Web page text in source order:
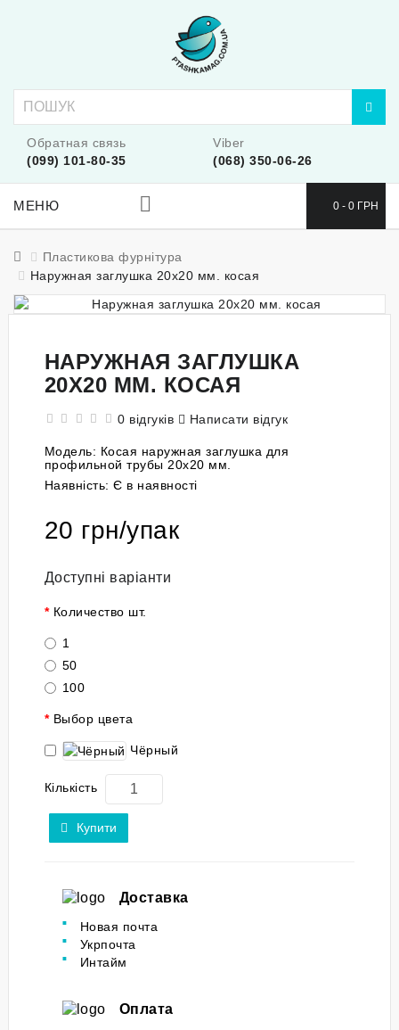
Обратная связь
(099) 101-80-35
Viber
(068) 350-06-26
0 - 0 ГРН
МЕНЮ
Пластикова фурнітура
Наружная заглушка 20x20 мм. косая
НАРУЖНАЯ ЗАГЛУШКА
20X20 ММ. КОСАЯ
0 відгуків Написати відгук
Модель: Косая наружная заглушка для
профильной трубы 20x20 мм.
Наявність: Є в наявності
20 грн/упак
Доступні варіанти
Количество шт.
1
50
100
Выбор цвета
Чёрный
Кількість
Купити
Доставка
Новая почта
Укрпочта
Интайм
Оплата